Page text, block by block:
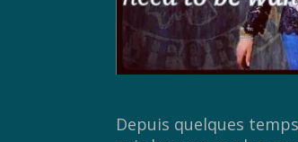
Depuis quelques